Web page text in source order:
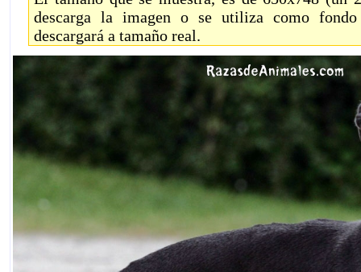
descarga la imagen o se utiliza como
descargará a tamaño real.